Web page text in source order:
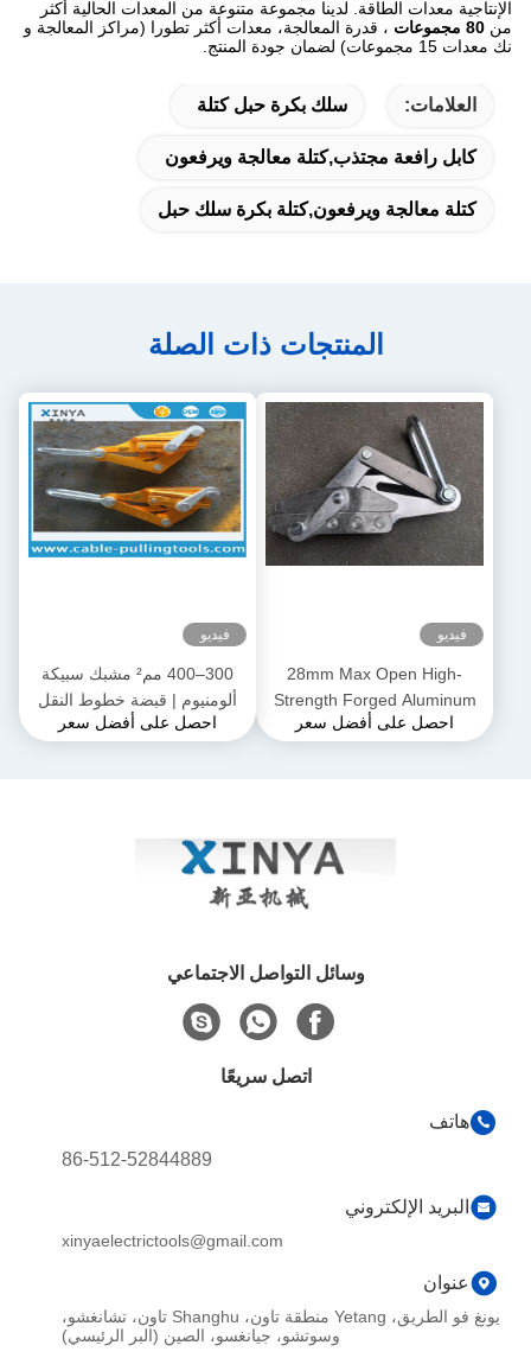
الإنتاجية معدات الطاقة.
لدينا مجموعة متنوعة من المعدات الحالية أكثر
من80 مجموعات
، قدرة المعالجة، معدات أكثر تطورا (مراكز المعالجة و
نك معدات 15 مجموعات) لضمان جودة المنتج.
العلامات: سلك بكرة حبل كتلة
كابل رافعة مجتذب,كتلة معالجة ويرفعون
كتلة معالجة ويرفعون,كتلة بكرة سلك حبل
المنتجات ذات الصلة
فيديو
28mm Max Open High-
Strength Forged Aluminum
Alloy Come-Along Clamp معاحصل على أفضل سعر
فيديو
300–400 مم² مشبك سبيكة
ألومنيوم | قبضة خطوط النقل
لموصلات ACSR و AAAC
احصل على أفضل سعر
وسائل التواصل الاجتماعي
اتصل سريعًا
هاتف
86-512-52844889
البريد الإلكتروني
xinyaelectrictools@gmail.com
عنوان
يونغ فو الطريق، Yetang منطقة تاون، Shanghu تاون، تشانغشو،
وسوتشو، جيانغسو، الصين (البر الرئيسي)